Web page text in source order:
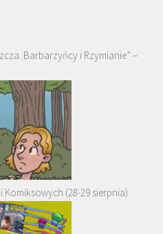
Barbarzyńcy i Rzymianie” –
Komiksowych (28-29 sierpnia)